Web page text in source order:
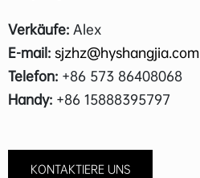
Verkäufe: Alex
E-mail: sjzhz@hyshangjia.com
Telefon: +86 573 86408068
Handy: +86 15888395797
KONTAKTIERE UNS